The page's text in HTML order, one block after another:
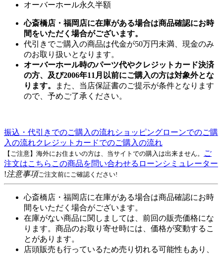
オーバーホール永久半額
心斎橋店・福岡店に在庫がある場合は商品確認にお時
間をいただく場合がございます。
代引きでご購入の商品は代金が50万円未満、現金のみ
のお取り扱いとなります。
オーバーホール時のパーツ代やクレジットカード決済
の方、及び2006年11月以前にご購入の方は対象外とな
ります。
また、当店保証書のご提示が条件となります
ので、予めご了承ください。
振込・代引きでのご購入の流れショッピングローンでのご購
入の流れクレジットカードでのご購入の流れ
【ご注意】海外にお住まいの方は、当サイトでの購入は出来ません。
ご
注文はこちら この商品を問い合わせる ローンシミュレーター
!注意事項ご注文前にご確認ください!
心斎橋店・福岡店に在庫がある場合は商品確認にお時
間をいただく場合がございます。
在庫がない商品に関しましては、前回の販売価格にな
ります。商品のお取り寄せ時には、価格が変動するこ
とがあります。
店頭販売も行っているため売り切れる可能性もあり、